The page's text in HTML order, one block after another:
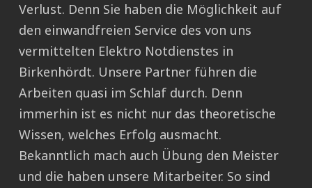
Verlust. Denn Sie haben die Möglichkeit auf
den einwandfreien Service des von uns
vermittelten Elektro Notdienstes in
Birkenhördt. Unsere Partner führen die
Arbeiten quasi im Schlaf durch. Denn
immerhin ist es nicht nur das theoretische
Wissen, welches Erfolg ausmacht.
Bekanntlich mach auch Übung den Meister
und die haben unsere Mitarbeiter. So sind